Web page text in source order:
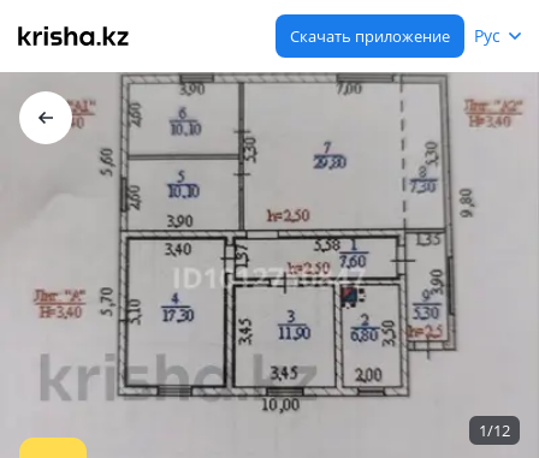
Скачать приложение Рус
1/12